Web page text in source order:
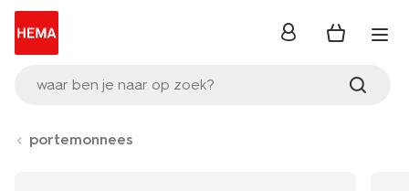
waar ben je naar op zoek?
inloggen
portemonnees